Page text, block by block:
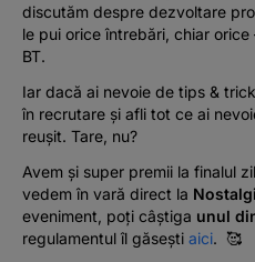
discutăm despre dezvoltare
le pui orice întrebări, chiar
BT.
Iar dacă ai nevoie de tips &
în recrutare și afli tot ce ai
reușit. Tare, nu?
Avem și super premii la finalul
vedem în vară direct la
eveniment, poți câștiga unul
regulamentul îl găsești aici. 🥰